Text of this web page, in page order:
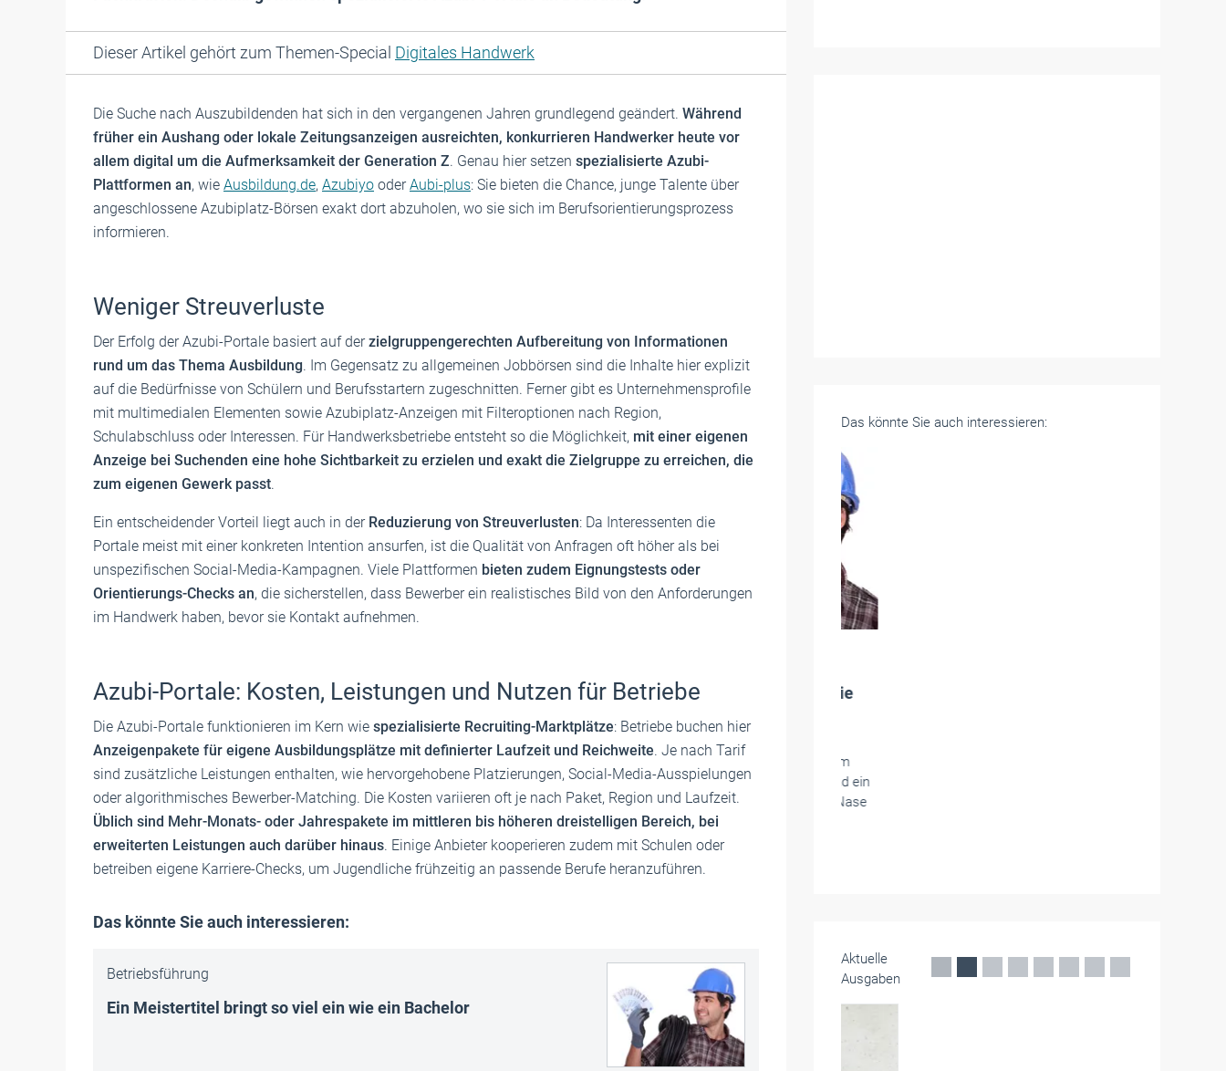
Dieser Artikel gehört zum Themen-Special Digitales Handwerk
Die Suche nach Auszubildenden hat sich in den vergangenen Jahren grundlegend geändert. Während
früher ein Aushang oder lokale Zeitungsanzeigen ausreichten, konkurrieren Handwerker heute vor
allem digital um die Aufmerksamkeit der Generation Z. Genau hier setzen spezialisierte Azubi-
Plattformen an, wie Ausbildung.de, Azubiyo oderAubi-plus: Sie bieten die Chance, junge Talente über
angeschlossene Azubiplatz-Börsen exakt dort abzuholen, wo sie sich im Berufsorientierungsprozess
informieren.
Weniger Streuverluste
Der Erfolg der Azubi-Portale basiert auf derzielgruppengerechten Aufbereitung von Informationen
rund um das Thema Ausbildung. Im Gegensatz zu allgemeinen Jobbörsen sind die Inhalte hier explizit
auf die Bedürfnisse von Schülern und Berufsstartern zugeschnitten. Ferner gibt es Unternehmensprofile
mit multimedialen Elementen sowie Azubiplatz-Anzeigen mit Filteroptionen nach Region,
Schulabschluss oder Interessen. Für Handwerksbetriebe entsteht so die Möglichkeit, mit einer eigenen
Anzeige bei Suchenden eine hohe Sichtbarkeit zu erzielen und exakt die Zielgruppe zu erreichen, die
zum eigenen Gewerk passt.
Ein entscheidender Vorteil liegt auch in der Reduzierung von Streuverlusten: Da Interessenten die
Portale meist mit einer konkreten Intention ansurfen, ist die Qualität von Anfragen oft höher als bei
unspezifischen Social-Media-Kampagnen. Viele Plattformen bieten zudem Eignungstests oder
Orientierungs-Checks an, die sicherstellen, dass Bewerber ein realistisches Bild von den Anforderungen
im Handwerk haben, bevor sie Kontakt aufnehmen.
Azubi-Portale: Kosten, Leistungen und Nutzen für Betriebe
Die Azubi-Portale funktionieren im Kern wie spezialisierte Recruiting-Marktplätze: Betriebe buchen hier
Anzeigenpakete für eigene Ausbildungsplätze mit definierter Laufzeit und Reichweite. Je nach Tarif
sind zusätzliche Leistungen enthalten, wie hervorgehobene Platzierungen, Social-Media-Ausspielungen
oder algorithmisches Bewerber-Matching. Die Kosten variieren oft je nach Paket, Region und Laufzeit.
Üblich sind Mehr-Monats- oder Jahrespakete im mittleren bis höheren dreistelligen Bereich, bei
erweiterten Leistungen auch darüber hinaus. Einige Anbieter kooperieren zudem mit Schulen oder
betreiben eigene Karriere-Checks, um Jugendliche frühzeitig an passende Berufe heranzuführen.
Das könnte Sie auch interessieren:
Betriebsführung
Ein Meistertitel bringt so viel ein wie ein Bachelor
Das könnte Sie auch interessieren:
Neue Vereinbarung zum Start des
ist die neue Vereinbarung der Allianz für Aus- und
Weiterbildung veröffentlicht worden.
Juni 2026